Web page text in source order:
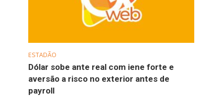
ESTADÃO
Dólar sobe ante real com iene forte e
aversão a risco no exterior antes de
payroll